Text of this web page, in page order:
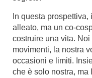
In questa
alleato, ma un co-
costruire una vita.
movimenti, la nostra
occasioni e limiti.
che è solo nostra, ma